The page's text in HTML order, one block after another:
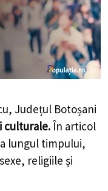
Județul Botoșani
culturale.În articol
lungul timpului,
religiile și